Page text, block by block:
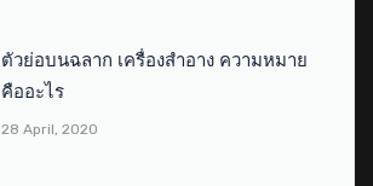
ตัวย่อบนฉลาก เครื่องสำอาง ความหมาย
คืออะไร
28 April, 2020